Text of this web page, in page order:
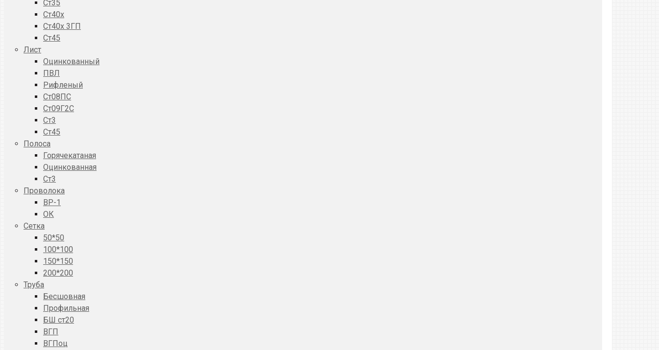
Ст35
Ст40х
Ст40х 3ГП
Ст45
Лист
Оцинкованный
ПВЛ
Рифленый
Ст08ПС
Ст09Г2С
Ст3
Ст45
Полоса
Горячекатаная
Оцинкованная
Ст3
Проволока
ВР-1
ОК
Сетка
50*50
100*100
150*150
200*200
Труба
Бесшовная
Профильная
БШ ст20
ВГП
ВГПоц